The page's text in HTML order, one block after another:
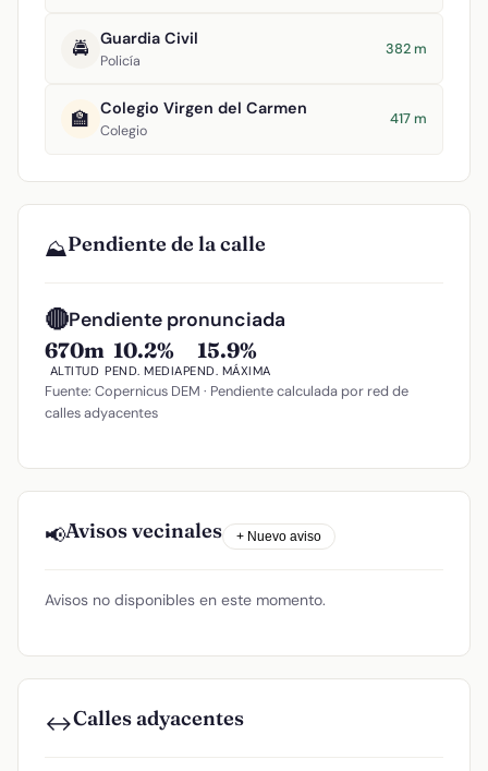
🚔 Guardia Civil
Policía
382 m
🏫 Colegio Virgen del Carmen
Colegio
417 m
⛰️Pendiente de la calle
🔴Pendiente pronunciada
670m
ALTITUD
10.2%
PEND. MEDIA
15.9%
PEND. MÁXIMA
Fuente: Copernicus DEM · Pendiente calculada por red de
calles adyacentes
📢Avisos vecinales + Nuevo aviso
Avisos no disponibles en este momento.
↔️Calles adyacentes